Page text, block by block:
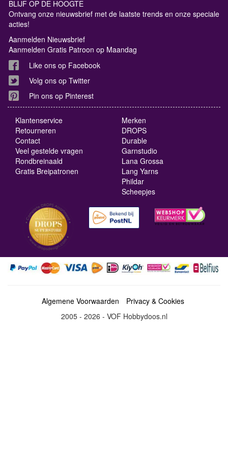
BLIJF OP DE HOOGTE
Ontvang onze nieuwsbrief met de laatste trends en onze speciale
acties!
Aanmelden Nieuwsbrief
Aanmelden Gratis Patroon op Maandag
Like ons op Facebook
Volg ons op Twitter
Pin ons op Pinterest
Klantenservice
Retourneren
Contact
Veel gestelde vragen
Rondbreinaald
Gratis Breipatronen
Merken
DROPS
Durable
Garnstudio
Lana Grossa
Lang Yarns
Phildar
Scheepjes
Algemene Voorwaarden
Privacy & Cookies
2005 - 2026 - VOF Hobbydoos.nl